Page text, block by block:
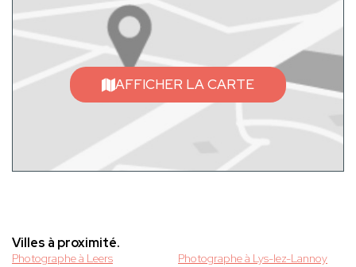
AFFICHER LA CARTE
Villes à proximité.
Photographe à Leers
Photographe à Lys-lez-Lannoy